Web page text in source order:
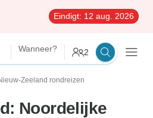
Eindigt: 12 aug. 2026
Wanneer? 2
Zeeland rondreizen
Noordelijke